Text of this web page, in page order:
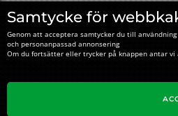
Samtycke för
Genom att acceptera samtycker du till
och personanpassad annonsering
Om du fortsätter eller trycker på knappen antar